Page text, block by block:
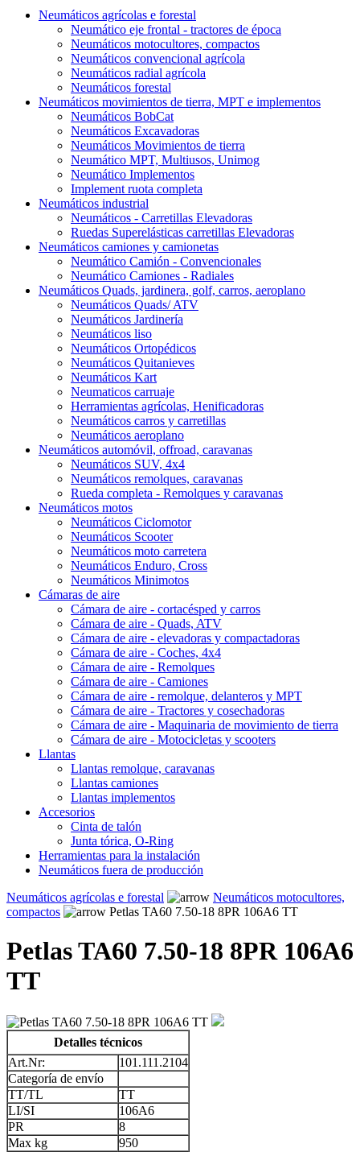
Neumáticos agrícolas e forestal
Neumático eje frontal - tractores de época
Neumáticos motocultores, compactos
Neumáticos convencional agrícola
Neumáticos radial agrícola
Neumáticos forestal
Neumáticos movimientos de tierra, MPT e implementos
Neumáticos BobCat
Neumáticos Excavadoras
Neumáticos Movimientos de tierra
Neumático MPT, Multiusos, Unimog
Neumático Implementos
Implement ruota completa
Neumáticos industrial
Neumáticos - Carretillas Elevadoras
Ruedas Superelásticas carretillas Elevadoras
Neumáticos camiones y camionetas
Neumático Camión - Convencionales
Neumático Camiones - Radiales
Neumáticos Quads, jardinera, golf, carros, aeroplano
Neumáticos Quads/ ATV
Neumáticos Jardinería
Neumáticos liso
Neumáticos Ortopédicos
Neumáticos Quitanieves
Neumáticos Kart
Neumaticos carruaje
Herramientas agrícolas, Henificadoras
Neumáticos carros y carretillas
Neumáticos aeroplano
Neumáticos automóvil, offroad, caravanas
Neumáticos SUV, 4x4
Neumáticos remolques, caravanas
Rueda completa - Remolques y caravanas
Neumáticos motos
Neumáticos Ciclomotor
Neumáticos Scooter
Neumáticos moto carretera
Neumáticos Enduro, Cross
Neumáticos Minimotos
Cámaras de aire
Cámara de aire - cortacésped y carros
Cámara de aire - Quads, ATV
Cámara de aire - elevadoras y compactadoras
Cámara de aire - Coches, 4x4
Cámara de aire - Remolques
Cámara de aire - Camiones
Cámara de aire - remolque, delanteros y MPT
Cámara de aire - Tractores y cosechadoras
Cámara de aire - Maquinaria de movimiento de tierra
Cámara de aire - Motocicletas y scooters
Llantas
Llantas remolque, caravanas
Llantas camiones
Llantas implementos
Accesorios
Cinta de talón
Junta tórica, O-Ring
Herramientas para la instalación
Neumáticos fuera de producción
Neumáticos agrícolas e forestal
Neumáticos motocultores,
compactos
Petlas TA60 7.50-18 8PR 106A6 TT
Petlas TA60 7.50-18 8PR 106A6
TT
Detalles técnicos
Art.Nr:
101.111.2104
Categoría de envío
TT/TL
TT
LI/SI
106A6
PR
8
Max kg
950